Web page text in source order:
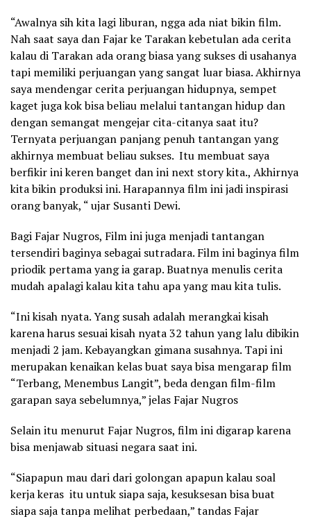
“Awalnya sih kita lagi liburan, ngga ada niat bikin film.
Nah saat saya dan Fajar ke Tarakan kebetulan ada cerita
kalau di Tarakan ada orang biasa yang sukses di usahanya
tapi memiliki perjuangan yang sangat luar biasa. Akhirnya
saya mendengar cerita perjuangan hidupnya, sempet
kaget juga kok bisa beliau melalui tantangan hidup dan
dengan semangat mengejar cita-citanya saat itu?
Ternyata perjuangan panjang penuh tantangan yang
akhirnya membuat beliau sukses. Itu membuat saya
berfikir ini keren banget dan ini next story kita., Akhirnya
kita bikin produksi ini. Harapannya film ini jadi inspirasi
orang banyak, “ ujar Susanti Dewi.
Bagi Fajar Nugros, Film ini juga menjadi tantangan
tersendiri baginya sebagai sutradara. Film ini baginya film
priodik pertama yang ia garap. Buatnya menulis cerita
mudah apalagi kalau kita tahu apa yang mau kita tulis.
“Ini kisah nyata. Yang susah adalah merangkai kisah
karena harus sesuai kisah nyata 32 tahun yang lalu dibikin
menjadi 2 jam. Kebayangkan gimana susahnya. Tapi ini
merupakan kenaikan kelas buat saya bisa mengarap film
“Terbang, Menembus Langit”, beda dengan film-film
garapan saya sebelumnya,” jelas Fajar Nugros
Selain itu menurut Fajar Nugros, film ini digarap karena
bisa menjawab situasi negara saat ini.
“Siapapun mau dari dari golongan apapun kalau soal
kerja keras itu untuk siapa saja, kesuksesan bisa buat
siapa saja tanpa melihat perbedaan,” tandas Fajar